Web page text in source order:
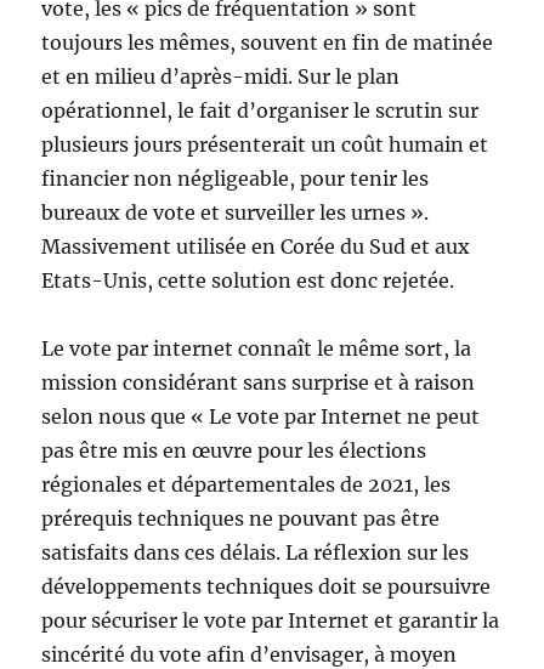
vote, les « pics de fréquentation » sont
toujours les mêmes, souvent en fin de matinée
et en milieu d’après-midi. Sur le plan
opérationnel, le fait d’organiser le scrutin sur
plusieurs jours présenterait un coût humain et
financier non négligeable, pour tenir les
bureaux de vote et surveiller les urnes ».
Massivement utilisée en Corée du Sud et aux
Etats-Unis, cette solution est donc rejetée.
Le vote par internet connaît le même sort, la
mission considérant sans surprise et à raison
selon nous que « Le vote par Internet ne peut
pas être mis en œuvre pour les élections
régionales et départementales de 2021, les
prérequis techniques ne pouvant pas être
satisfaits dans ces délais. La réflexion sur les
développements techniques doit se poursuivre
pour sécuriser le vote par Internet et garantir la
sincérité du vote afin d’envisager, à moyen